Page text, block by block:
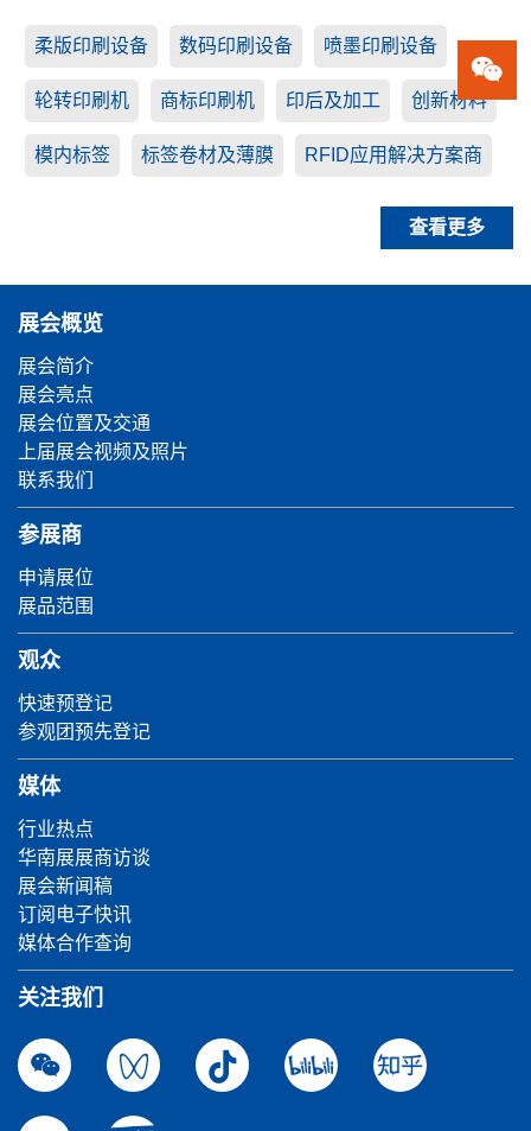
柔版印刷设备 数码印刷设备 喷墨印刷设备
轮转印刷机 商标印刷机 印后及加工 创新材料
模内标签 标签卷材及薄膜 RFID应用解决方案商
查看更多
展会概览
展会简介
展会亮点
展会位置及交通
上届展会视频及照片
联系我们
参展商
申请展位
展品范围
观众
快速预登记
参观团预先登记
媒体
行业热点
华南展展商访谈
展会新闻稿
订阅电子快讯
媒体合作查询
关注我们